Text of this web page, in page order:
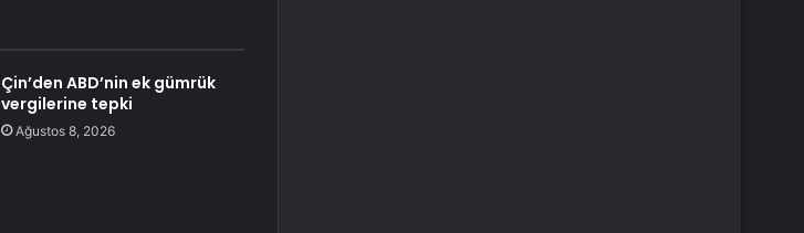
Çin’den ABD’nin ek gümrük
vergilerine tepki
Ağustos 8, 2026